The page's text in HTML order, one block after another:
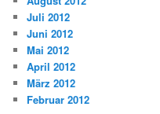
Juli 2012
Juni 2012
Mai 2012
April 2012
März 2012
Februar 2012